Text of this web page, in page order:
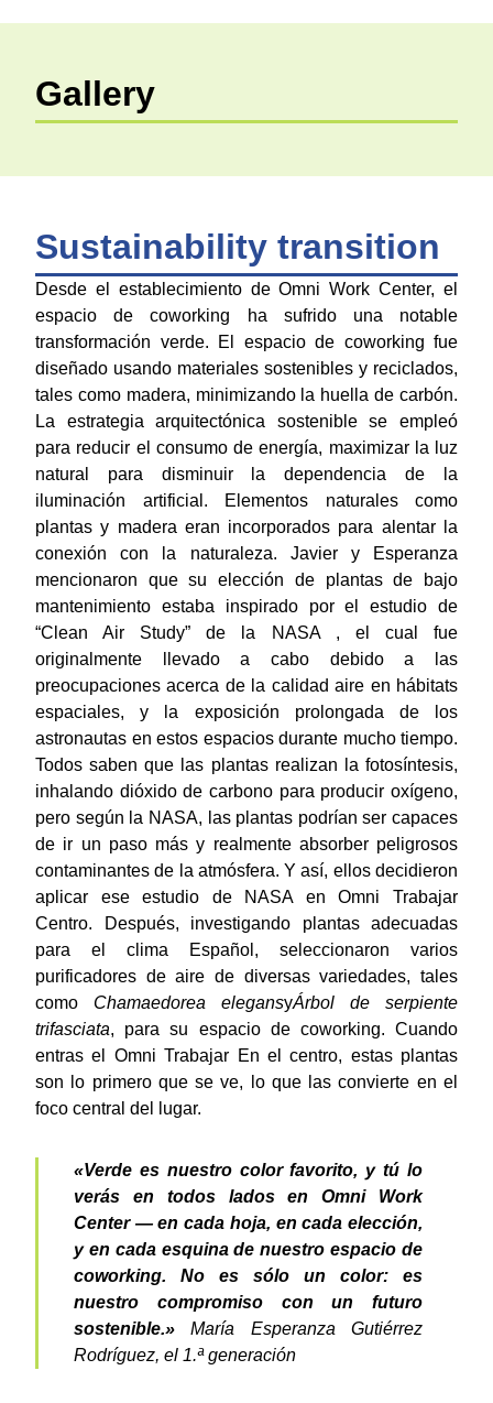
Gallery
Sustainability transition
Desde el establecimiento de Omni Work Center, el
espacio de coworking ha sufrido una notable
transformación verde. El espacio de coworking fue
diseñado usando materiales sostenibles y reciclados,
tales como madera, minimizando la huella de carbón.
La estrategia arquitectónica sostenible se empleó
para reducir el consumo de energía, maximizar la luz
natural para disminuir la dependencia de la
iluminación artificial. Elementos naturales como
plantas y madera eran incorporados para alentar la
conexión con la naturaleza. Javier y Esperanza
mencionaron que su elección de plantas de bajo
mantenimiento estaba inspirado por el estudio de
“Clean Air Study” de la NASA , el cual fue
originalmente llevado a cabo debido a las
preocupaciones acerca de la calidad aire en hábitats
espaciales, y la exposición prolongada de los
astronautas en estos espacios durante mucho tiempo.
Todos saben que las plantas realizan la fotosíntesis,
inhalando dióxido de carbono para producir oxígeno,
pero según la NASA, las plantas podrían ser capaces
de ir un paso más y realmente absorber peligrosos
contaminantes de la atmósfera. Y así, ellos decidieron
aplicar ese estudio de NASA en Omni Trabajar
Centro. Después, investigando plantas adecuadas
para el clima Español, seleccionaron varios
purificadores de aire de diversas variedades, tales
como Chamaedorea elegansyÁrbol de serpiente
trifasciata, para su espacio de coworking. Cuando
entras el Omni Trabajar En el centro, estas plantas
son lo primero que se ve, lo que las convierte en el
foco central del lugar.
«Verde es nuestro color favorito, y tú lo
verás en todos lados en Omni Work
Center — en cada hoja, en cada elección,
y en cada esquina de nuestro espacio de
coworking. No es sólo un color: es
nuestro compromiso con un futuro
sostenible.»María Esperanza Gutiérrez
Rodríguez, el 1.ª generación